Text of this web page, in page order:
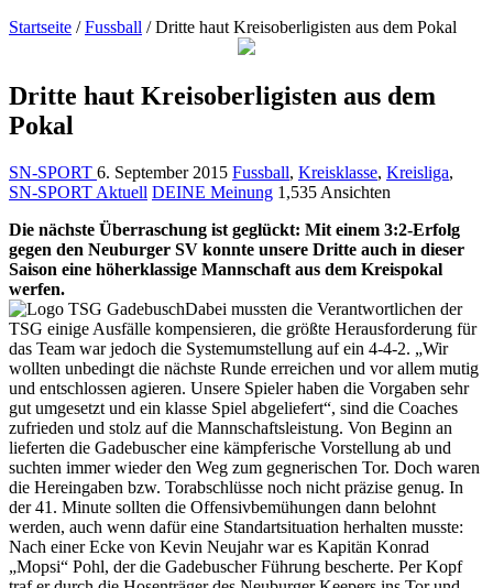
Startseite / Fussball / Dritte haut Kreisoberligisten aus dem Pokal
Dritte haut Kreisoberligisten aus dem
Pokal
SN-SPORT 6. September 2015 Fussball, Kreisklasse, Kreisliga,
SN-SPORT Aktuell DEINE Meinung 1,535 Ansichten
Die nächste Überraschung ist geglückt: Mit einem 3:2-Erfolg
gegen den Neuburger SV konnte unsere Dritte auch in dieser
Saison eine höherklassige Mannschaft aus dem Kreispokal
werfen.
Dabei mussten die Verantwortlichen der
TSG einige Ausfälle kompensieren, die größte Herausforderung für
das Team war jedoch die Systemumstellung auf ein 4-4-2. „Wir
wollten unbedingt die nächste Runde erreichen und vor allem mutig
und entschlossen agieren. Unsere Spieler haben die Vorgaben sehr
gut umgesetzt und ein klasse Spiel abgeliefert“, sind die Coaches
zufrieden und stolz auf die Mannschaftsleistung. Von Beginn an
lieferten die Gadebuscher eine kämpferische Vorstellung ab und
suchten immer wieder den Weg zum gegnerischen Tor. Doch waren
die Hereingaben bzw. Torabschlüsse noch nicht präzise genug. In
der 41. Minute sollten die Offensivbemühungen dann belohnt
werden, auch wenn dafür eine Standartsituation herhalten musste:
Nach einer Ecke von Kevin Neujahr war es Kapitän Konrad
„Mopsi“ Pohl, der die Gadebuscher Führung bescherte. Per Kopf